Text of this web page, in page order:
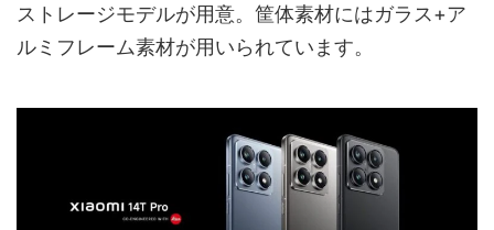
ストレージモデルが用意。筐体素材にはガラス+ア
ルミフレーム素材が用いられています。